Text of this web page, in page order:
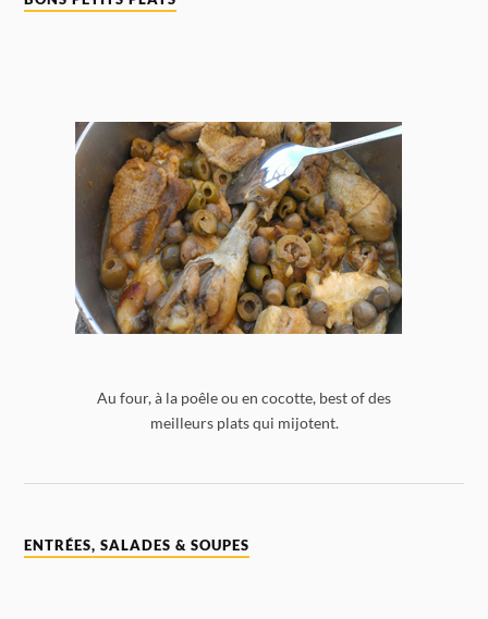
Au four, à la poêle ou en cocotte, best of des
meilleurs plats qui mijotent.
ENTRÉES, SALADES & SOUPES